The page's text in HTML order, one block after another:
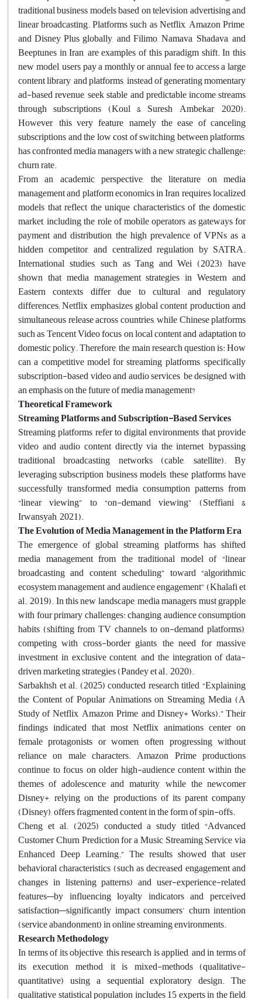
traditional business models based on television advertising and
linear broadcasting. Platforms such as Netflix, Amazon Prime,
and Disney Plus globally, and Filimo, Namava, Shadava, and
Beeptunes in Iran, are examples of this paradigm shift. In this
new model, users pay a monthly or annual fee to access a large
content library, and platforms, instead of generating momentary
ad-based revenue, seek stable and predictable income streams
through subscriptions (Koul & Suresh Ambekar, 2020).
However, this very feature, namely the ease of canceling
subscriptions and the low cost of switching between platforms,
has confronted media managers with a new strategic challenge:
churn rate.
From an academic perspective, the literature on media
management and platform economics in Iran requires localized
models that reflect the unique characteristics of the domestic
market, including the role of mobile operators as gateways for
payment and distribution, the high prevalence of VPNs as a
hidden competitor, and centralized regulation by SATRA.
International studies, such as Tang and Wei (2023), have
shown that media management strategies in Western and
Eastern contexts differ due to cultural and regulatory
differences; Netflix emphasizes global content production and
simultaneous release across countries, while Chinese platforms
such as Tencent Video focus on local content and adaptation to
domestic policy. Therefore, the main research question is: How
can a competitive model for streaming platforms, specifically
subscription-based video and audio services, be designed with
an emphasis on the future of media management?
Theoretical Framework
Streaming Platforms and Subscription-Based Services
Streaming platforms refer to digital environments that provide
video and audio content directly via the internet, bypassing
traditional broadcasting networks (cable, satellite). By
leveraging subscription business models, these platforms have
successfully transformed media consumption patterns from
“linear viewing” to “on-demand viewing” (Steffiani &
Irwansyah, 2021).
The Evolution of Media Management in the Platform Era
The emergence of global streaming platforms has shifted
media management from the traditional model of “linear
broadcasting and content scheduling” toward “algorithmic
ecosystem management and audience engagement” (Khalafi et
al., 2019). In this new landscape, media managers must grapple
with four primary challenges: changing audience consumption
habits (shifting from TV channels to on-demand platforms),
competing with cross-border giants, the need for massive
investment in exclusive content, and the integration of data-
driven marketing strategies (Pandey et al., 2020).
Sarbakhsh et al. (2025) conducted research titled “Explaining
the Content of Popular Animations on Streaming Media (A
Study of Netflix, Amazon Prime, and Disney+ Works).” Their
findings indicated that most Netflix animations center on
female protagonists or women, often progressing without
reliance on male characters. Amazon Prime productions
continue to focus on older high-audience content within the
themes of adolescence and maturity, while the newcomer
Disney+, relying on the productions of its parent company
(Disney), offers fragmented content in the form of spin-offs.
Cheng et al. (2025) conducted a study titled “Advanced
Customer Churn Prediction for a Music Streaming Service via
Enhanced Deep Learning.” The results showed that user
behavioral characteristics (such as decreased engagement and
changes in listening patterns) and user-experience-related
features—by influencing loyalty indicators and perceived
satisfaction—significantly impact consumers’ churn intention
(service abandonment) in online streaming environments.
Research Methodology
In terms of its objective, this research is applied, and in terms of
its execution method, it is mixed-methods (qualitative-
quantitative) using a sequential exploratory design. The
qualitative statistical population includes 15 experts in the field